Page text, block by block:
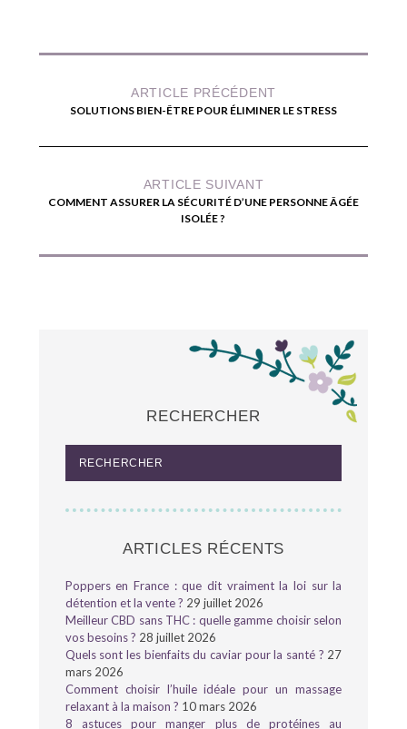
ARTICLE PRÉCÉDENT
SOLUTIONS BIEN-ÊTRE POUR ÉLIMINER LE STRESS
ARTICLE SUIVANT
COMMENT ASSURER LA SÉCURITÉ D’UNE PERSONNE ÂGÉE
ISOLÉE ?
RECHERCHER
ARTICLES RÉCENTS
Poppers en France : que dit vraiment la loi sur la
détention et la vente ? 29 juillet 2026
Meilleur CBD sans THC : quelle gamme choisir selon
vos besoins ? 28 juillet 2026
Quels sont les bienfaits du caviar pour la santé ? 27
mars 2026
Comment choisir l’huile idéale pour un massage
relaxant à la maison ? 10 mars 2026
8 astuces pour manger plus de protéines au